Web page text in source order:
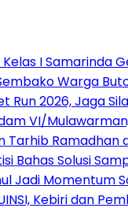
I
Warga
Run 2026, Jaga
VI/
Bahas Solusi
Jadi Momentum
Kebiri dan